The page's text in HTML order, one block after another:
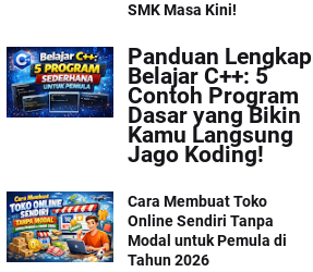
SMK Masa Kini!
Panduan Lengkap
Belajar C++: 5
Contoh Program
Dasar yang Bikin
Kamu Langsung
Jago Koding!
Cara Membuat Toko
Online Sendiri Tanpa
Modal untuk Pemula di
Tahun 2026